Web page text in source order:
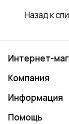
Назад к
Интернет-
Компания
Информация
Помощь